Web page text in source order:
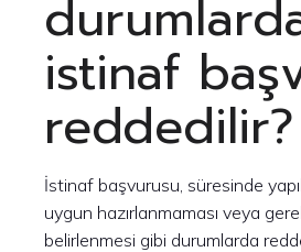
istinaf
reddedilir?
İstinaf başvurusu, süresinde
uygun hazırlanmaması veya
belirlenmesi gibi durumlarda